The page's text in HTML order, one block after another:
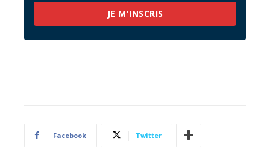
JE M'INSCRIS
Facebook Twitter